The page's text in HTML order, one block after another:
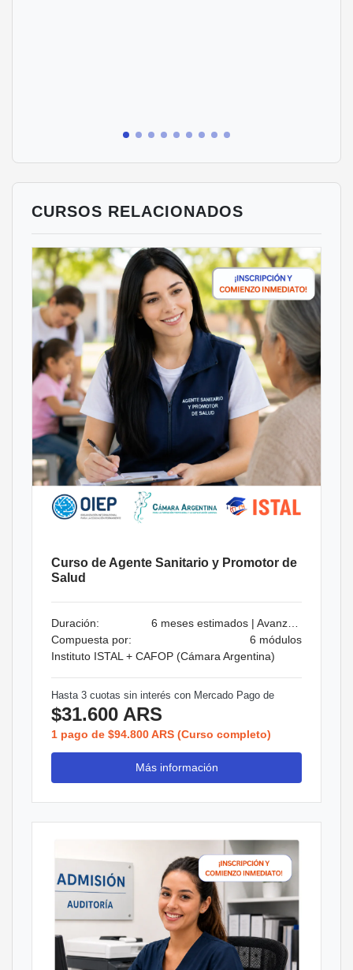
CURSOS RELACIONADOS
Curso de Agente Sanitario y Promotor de
Salud
Duración:
Compuesta por:
6 módulos
Instituto ISTAL + CAFOP (Cámara Argentina)
Hasta 3 cuotas sin interés con Mercado Pago de
$31.600 ARS
1 pago de $94.800 ARS (Curso completo)
Más información